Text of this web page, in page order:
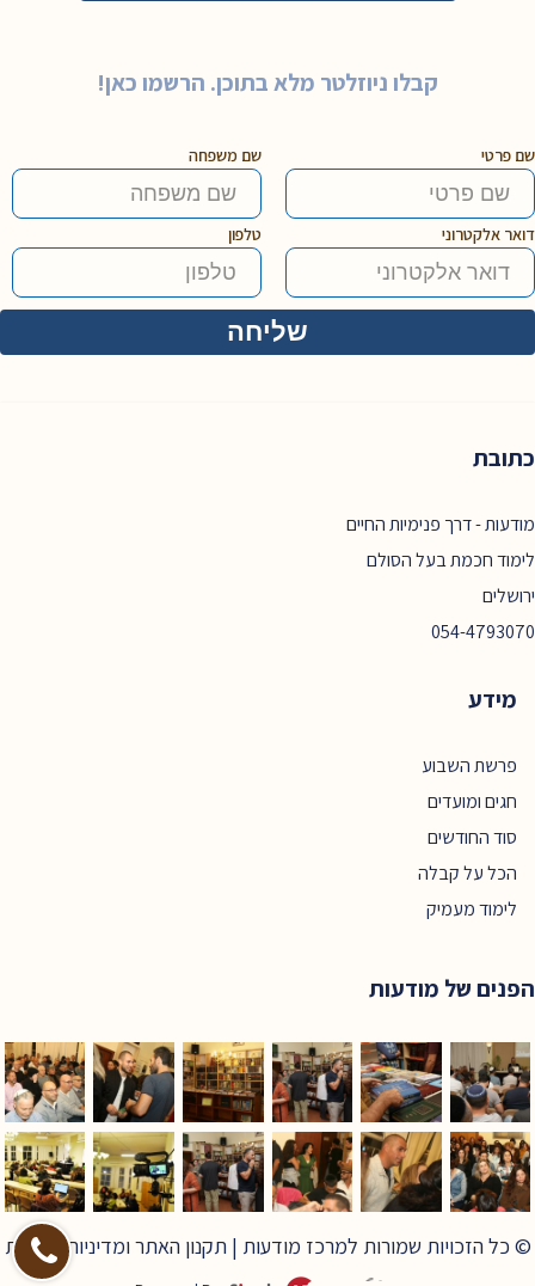
קבלו ניוזלטר מלא בתוכן. הרשמו כאן!
שם פרטי שם משפחה
דואר אלקטרוני טלפון
כתובת
מודעות - דרך פנימיות החיים
לימוד חכמת בעל הסולם
ירושלים
054-4793070
מידע
פרשת השבוע
חגים ומועדים
סוד החודשים
הכל על קבלה
לימוד מעמיק
הפנים של מודעות
© כל הזכויות שמורות למרכז מודעות | תקנון האתר ומדיניות פרטיות